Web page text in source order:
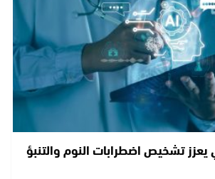
يعزز تشخيص اضطرابات النوم والتنبؤ